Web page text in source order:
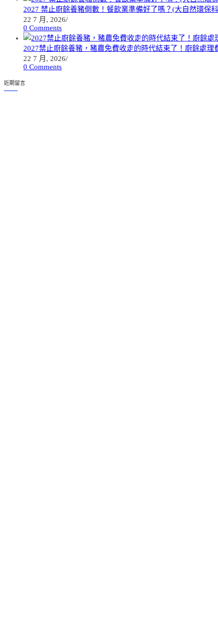
2027 禁止廚餘養豬倒數！餐飲業準備好了嗎？(大自然環保
22 7 月, 2026/
0 Comments
2027禁止廚餘養豬，豬農免費收走的時代結束了！廚餘處
22 7 月, 2026/
0 Comments
近期留言